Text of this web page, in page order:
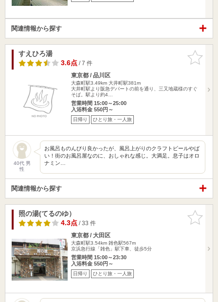
関連情報から探す
お気に入
りに追加
すえひろ湯
3.6点/ 7 件
東京都 / 品川区
大森町駅3.49km 大井町駅381m
大井町駅より阪急デパートの前を通り、三又地蔵様のすぐ
そば。駅より約4…
営業時間 15:00～25:00
入浴料金 550円～
日帰り ひとり旅・一人旅
40代 男
性
お風呂ものんびり良かったが、風呂上がりのクラフトビールやば
い！街のお風呂屋なのに、おしゃれな感じ。大満足。息子はオロ
ナミン…
関連情報から探す
お気に入
りに追加
照の湯(てるのゆ）
4.3点/ 33 件
東京都 / 大田区
大森町駅3.54km 雑色駅567m
京浜急行線「雑色」駅下車、徒歩5分
営業時間 15:00～23:30
入浴料金 550円～
日帰り ひとり旅・一人旅